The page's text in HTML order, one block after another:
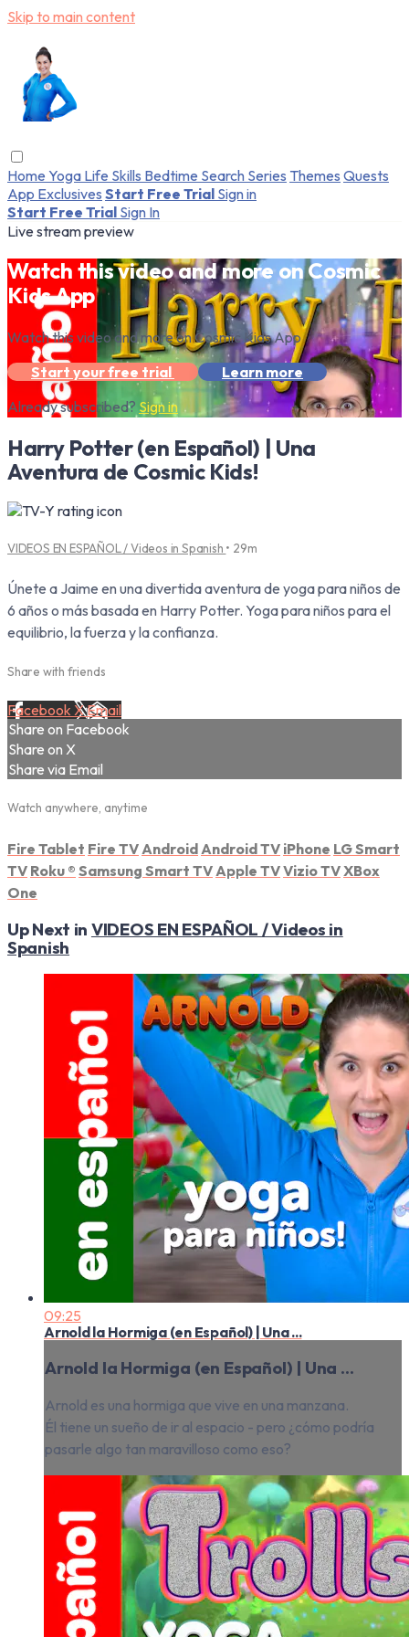
Skip to main content
Home Yoga Life Skills Bedtime Search Series Themes Quests
App Exclusives Start Free Trial Sign in
Start Free Trial Sign In
Live stream preview
Watch this video and more on Cosmic
Kids App
Watch this video and more on Cosmic Kids App
Start your free trial
Learn more
Already subscribed? Sign in
Harry Potter (en Español) | Una
Aventura de Cosmic Kids!
VIDEOS EN ESPAÑOL / Videos in Spanish • 29m
Únete a Jaime en una divertida aventura de yoga para niños de
6 años o más basada en Harry Potter. Yoga para niños para el
equilibrio, la fuerza y la confianza.
Share with friends
Facebook XEmail
Share on Facebook
Share on X
Share via Email
Watch anywhere, anytime
Fire Tablet Fire TV Android Android TV iPhone LG Smart
TV Roku ® Samsung Smart TV Apple TVVizio TVXBox
One
Up Next in VIDEOS EN ESPAÑOL / Videos in
Spanish
09:25
Arnold la Hormiga (en Español) | Una ...
Arnold la Hormiga (en Español) | Una ...
Arnold es una hormiga que vive en una manzana.
Él tiene un sueño de ir al espacio - pero ¿cómo podría
pasarle algo tan maravilloso como eso?